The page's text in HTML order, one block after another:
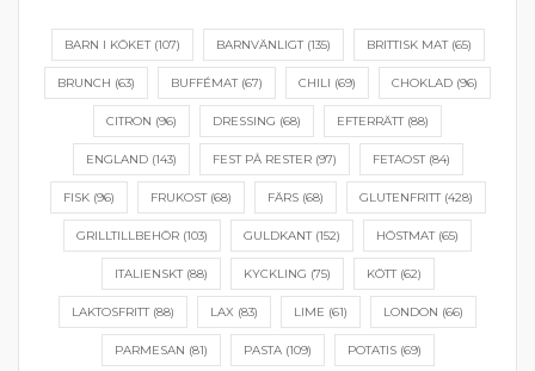
BARN I KÖKET(107) BARNVÄNLIGT(135) BRITTISK MAT(65)
BRUNCH (63) BUFFÉMAT(67) CHILI (69) CHOKLAD (96)
CITRON (96) DRESSING (68) EFTERRÄTT(88)
ENGLAND(143) FEST PÅ RESTER(97) FETAOST(84)
FISK(96) FRUKOST(68) FÄRS(68) GLUTENFRITT(428)
GRILLTILLBEHÖR (103) GULDKANT(152) HÖSTMAT(65)
ITALIENSKT(88) KYCKLING (75) KÖTT(62)
LAKTOSFRITT(88) LAX (83) LIME (61) LONDON (66)
PARMESAN (81) PASTA(109) POTATIS(69)